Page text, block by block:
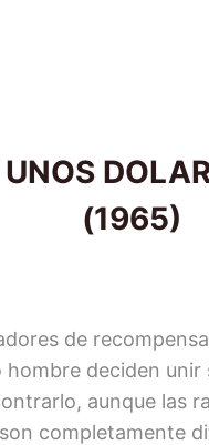
UNOS
(1965)
de
hombre deciden unir
aunque las
completamente